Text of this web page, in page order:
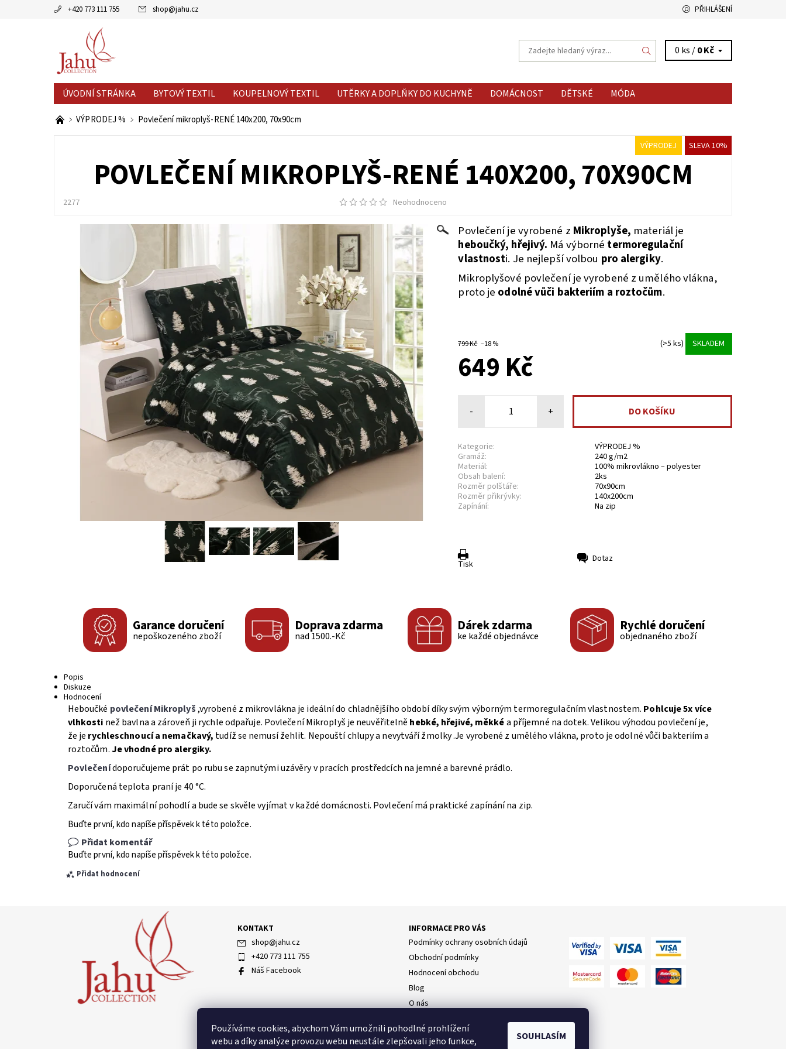
+420 773 111 755 shop@jahu.cz PŘIHLÁŠENÍ
0 ks /0 Kč
ÚVODNÍ STRÁNKA BYTOVÝ TEXTIL KOUPELNOVÝ TEXTIL UTĚRKY A DOPLŇKY DO KUCHYNĚ DOMÁCNOST DĚTSKÉ
MÓDA
AKCE MĚSÍCE
VÝPRODEJ %
VÝPRODEJ % Povlečení mikroplyš-RENÉ 140x200, 70x90cm
VÝPRODEJ SLEVA 10%
POVLEČENÍ MIKROPLYŠ-RENÉ 140X200, 70X90CM
2277 Neohodnoceno
Povlečení je vyrobené z Mikroplyše, materiál je
heboučký, hřejivý. Má výborné termoregulační
vlastnosti. Je nejlepší volbou pro alergiky.
Mikroplyšové povlečení je vyrobené z umělého vlákna,
proto je odolné vůči bakteriím a roztočům.
799 Kč –18 % (>5 ks) SKLADEM
649 Kč
- +
Kategorie:
VÝPRODEJ %
Gramáž:
240 g/m2
Materiál:
100% mikrovlákno – polyester
Obsah balení:
2ks
Rozměr polštáře:
70x90cm
Rozměr přikrývky:
140x200cm
Zapínání:
Na zip
Tisk Dotaz
Garance doručení
nepoškozeného zboží
Doprava zdarma
nad 1500.-Kč
Dárek zdarma
ke každé objednávce
Rychlé doručení
objednaného zboží
Popis
Diskuze
Hodnocení
Heboučké povlečení Mikroplyš ,vyrobené z mikrovlákna je ideální do chladnějšího období díky svým výborným termoregulačním vlastnostem. Pohlcuje 5x více
vlhkosti než bavlna a zároveň ji rychle odpařuje. Povlečení Mikroplyš je neuvěřitelně hebké, hřejivé, měkkéa příjemné na dotek. Velikou výhodou povlečení je,
že je rychleschnoucí a nemačkavý, tudíž se nemusí žehlit. Nepouští chlupy a nevytváří žmolky .Je vyrobené z umělého vlákna, proto je odolné vůči bakteriím a
roztočům.Je vhodné pro alergiky.
Povlečenídoporučujeme prát po rubu se zapnutými uzávěry v pracích prostředcích na jemné a barevné prádlo.
Doporučená teplota praní je 40 °C.
Zaručí vám maximální pohodlí a bude se skvěle vyjímat v každé domácnosti. Povlečení má praktické zapínání na zip.
Buďte první, kdo napíše příspěvek k této položce.
Přidat komentář
Buďte první, kdo napíše příspěvek k této položce.
Přidat hodnocení
podmínkami ochrany osobních údajů
KONTAKT
shop@jahu.cz
+420 773 111 755
Náš Facebook
INFORMACE PRO VÁS
Podmínky ochrany osobních údajů
Obchodní podmínky
Hodnocení obchodu
Blog
O nás
Napište nám
Používáme cookies, abychom Vám umožnili pohodlné prohlížení
webu a díky analýze provozu webu neustále zlepšovali jeho funkce,
SOUHLASÍM